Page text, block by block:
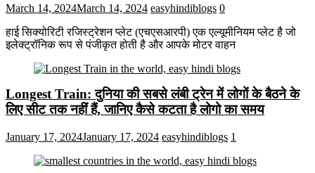
March 14, 2024March 14, 2024 easyhindiblogs 0
हाई सिक्योरिटी रजिस्ट्रेशन प्लेट (एचएसआरपी) एक एल्यूमीनियम प्लेट है जो
इलेक्ट्रॉनिक रूप से पंजीकृत होती है और आपके मोटर वाहन
Longest Train: दुनिया की सबसे लंबी ट्रेन में लोगों के बैठने के
लिए सीट तक ​​नहीं हैं, जानिए कैसे कटता है लोगो का समय
January 17, 2024January 17, 2024 easyhindiblogs 1